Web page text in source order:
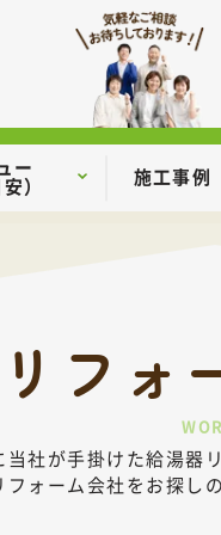
ー
） 施工事例
フォ
社が手掛けた給湯器
ォーム会社をお探し